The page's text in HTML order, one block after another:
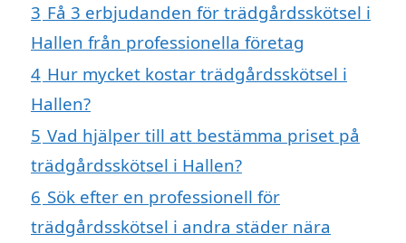
3 Få 3 erbjudanden för trädgårdsskötsel i
Hallen från professionella företag
4 Hur mycket kostar trädgårdsskötsel i
Hallen?
5 Vad hjälper till att bestämma priset på
trädgårdsskötsel i Hallen?
6 Sök efter en professionell för
trädgårdsskötsel i andra städer nära